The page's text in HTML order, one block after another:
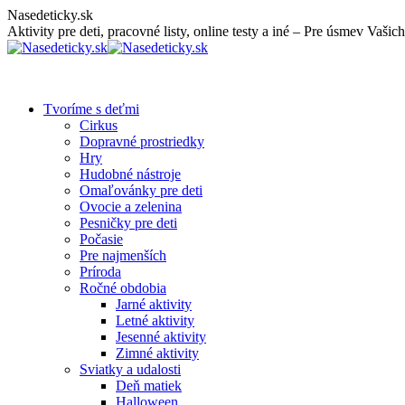
Skip
to
content
Nasedeticky.sk
Aktivity pre deti, pracovné listy, online testy a iné – Pre úsmev
Tvoríme s deťmi
Cirkus
Dopravné prostriedky
Hry
Hudobné nástroje
Omaľovánky pre deti
Ovocie a zelenina
Pesničky pre deti
Počasie
Pre najmenších
Príroda
Ročné obdobia
Jarné aktivity
Letné aktivity
Jesenné aktivity
Zimné aktivity
Sviatky a udalosti
Deň matiek
Halloween